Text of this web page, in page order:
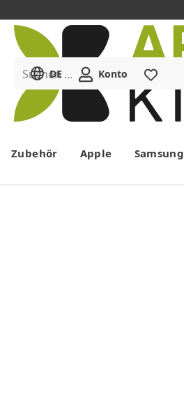
Menü
Suchen ...
DE Konto
Zubehör Apple Samsung